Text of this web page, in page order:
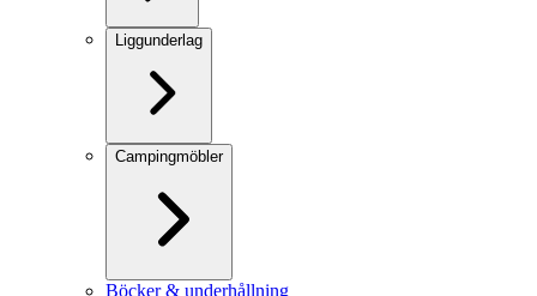
Liggunderlag
Campingmöbler
Böcker & underhållning